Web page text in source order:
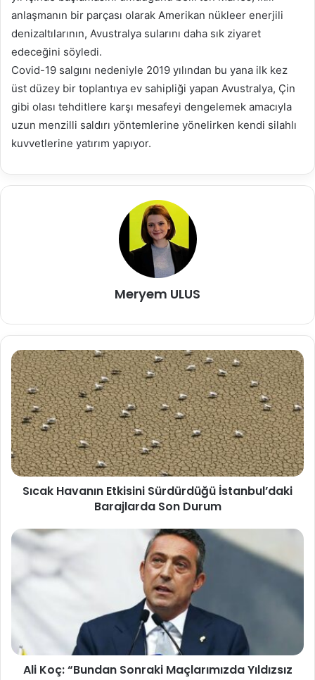
anlaşmanın bir parçası olarak Amerikan nükleer enerjili
denizaltılarının, Avustralya sularını daha sık ziyaret
edeceğini söyledi.
Covid-19 salgını nedeniyle 2019 yılından bu yana ilk kez
üst düzey bir toplantıya ev sahipliği yapan Avustralya, Çin
gibi olası tehditlere karşı mesafeyi dengelemek amacıyla
uzun menzilli saldırı yöntemlerine yönelirken kendi silahlı
kuvvetlerine yatırım yapıyor.
Meryem ULUS
Sıcak Havanın Etkisini Sürdürdüğü İstanbul’daki
Barajlarda Son Durum
Ali Koç: “Bundan Sonraki Maçlarımızda Yıldızsız